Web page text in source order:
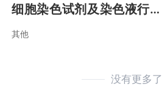
细胞染色试剂及染色液行业
全景调研及市场运营趋势报
告
其他
没有更多了